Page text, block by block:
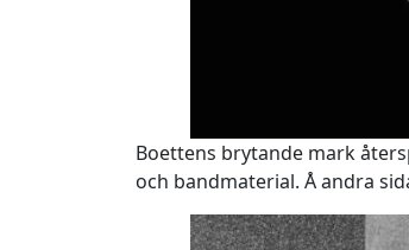
Boettens brytande mark
och bandmaterial. Å andra